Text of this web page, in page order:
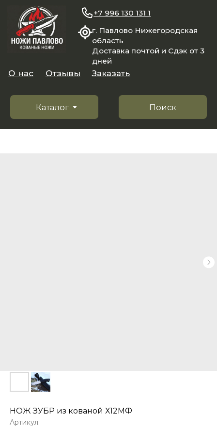
область
Доставка почтой и Сдэк от 3
Поиск
Каталог
Заказать
+7 996 130 131 1
НОЖ ЗУБР из кованой Х12МФ
Артикул: